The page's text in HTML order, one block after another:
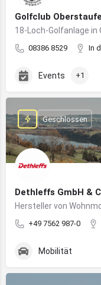
Golfclub
08386 8529 In
Events +1
Dethleffs GmbH &
+49 7562 987-0
Geschlossen
Mobilität